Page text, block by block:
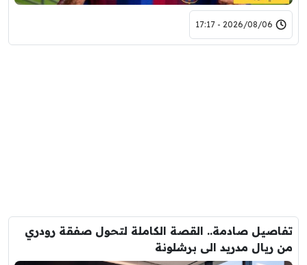
2026/08/06 - 17:17
تفاصيل صادمة.. القصة الكاملة لتحول صفقة رودري
من ريال مدريد الى برشلونة